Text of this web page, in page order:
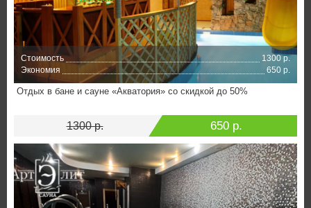
Стоимость
1300 р.
Экономия
650 р.
Отдых в бане и сауне «Акватория» со скидкой до 50%
1300 р. 650 р.